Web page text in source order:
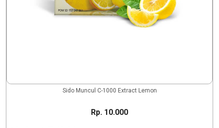
Sido Muncul C-1000 Extract Lemon
Rp. 10.000